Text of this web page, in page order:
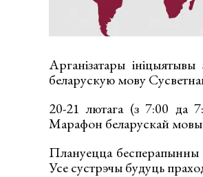
Арганізатары
беларускую мову
20-21 лютага (з 7:00 да
Марафон беларускай мовы
Плануецца бесперапынны
Усе сустрэчы будуць